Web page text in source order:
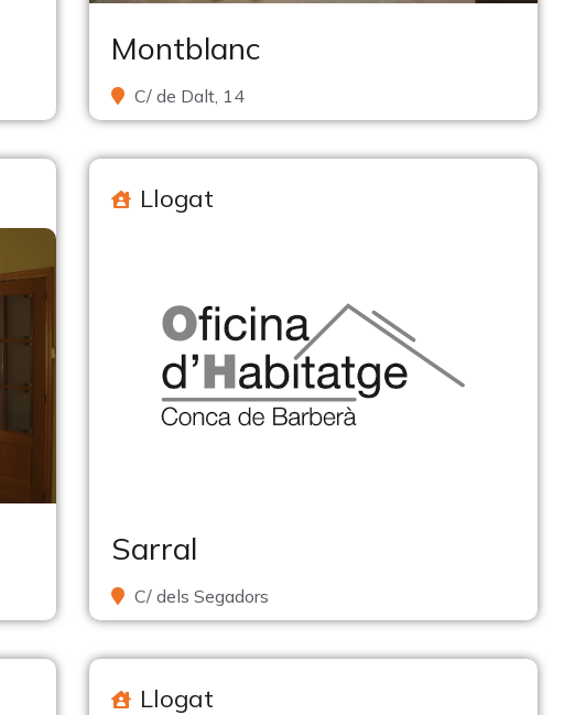
Montblanc
C/ de Dalt, 14
Llogat
Sarral
C/ dels Segadors
Llogat